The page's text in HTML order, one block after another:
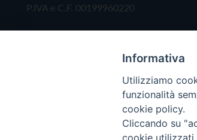
P.IVA e C.F. 00199960220
Copyright © 2019 - Tutti i diritti
Informativa
Utilizziamo
funzionalità
cookie policy.
Cliccando su